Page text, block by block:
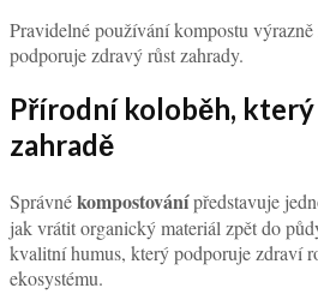
Pravidelné používání kompostu
podporuje zdravý růst zahrady.
Přírodní koloběh,
zahradě
Správnékompostovánípředstavuje
jak vrátit organický materiál zpět do
kvalitní humus, který podporuje zdraví
ekosystému.